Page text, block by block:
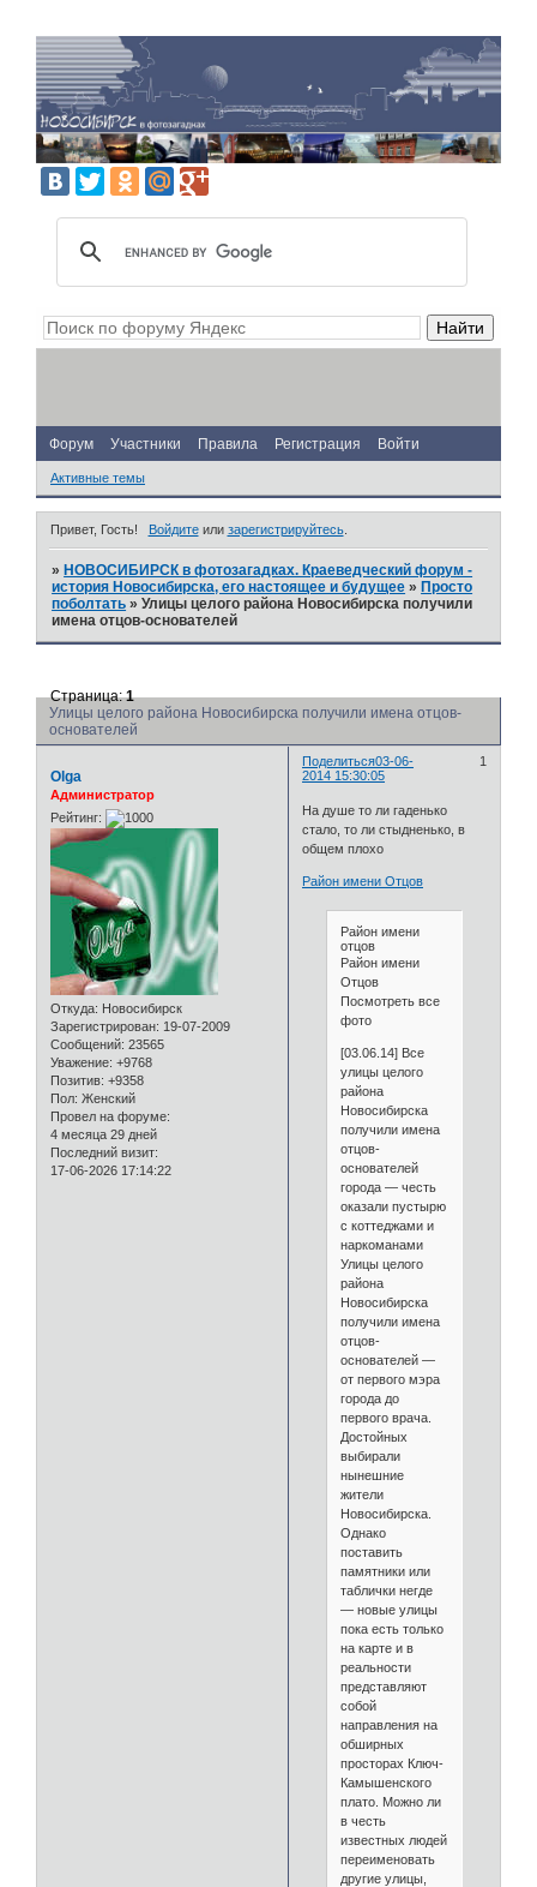
Форум Участники Правила Регистрация Войти
Активные темы
Привет, Гость! Войдитеили зарегистрируйтесь.
» НОВОСИБИРСК в фотозагадках. Краеведческий форум -
история Новосибирска, его настоящее и будущее » Просто
поболтать »Улицы целого района Новосибирска получили
имена отцов-основателей
Улицы целого района Новосибирска получили имена отцов-
основателей
Страница:1
Поделиться 1
03-06-
2014 15:30:05
Olga
Администратор
Рейтинг:
Откуда: Новосибирск
Зарегистрирован: 19-07-2009
Сообщений: 23565
Уважение: +9768
Позитив: +9358
Пол: Женский
Провел на форуме:
4 месяца 29 дней
Последний визит:
17-06-2026 17:14:22
На душе то ли гаденько
стало, то ли стыдненько, в
общем плохо
Район имени Отцов
Район имени
отцов
Район имени
Отцов
Посмотреть все
фото
[03.06.14] Все
улицы целого
района
Новосибирска
получили имена
отцов-
основателей
города — честь
оказали пустырю
с коттеджами и
наркоманами
Улицы целого
района
Новосибирска
получили имена
отцов-
основателей —
от первого мэра
города до
первого врача.
Достойных
выбирали
нынешние
жители
Новосибирска.
Однако
поставить
памятники или
таблички негде
— новые улицы
пока есть только
на карте и в
реальности
представляют
собой
направления на
обширных
просторах Ключ-
Камышенского
плато. Можно ли
в честь
известных людей
переименовать
другие улицы,